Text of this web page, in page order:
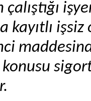
çalıştığı
kayıtlı
konusu